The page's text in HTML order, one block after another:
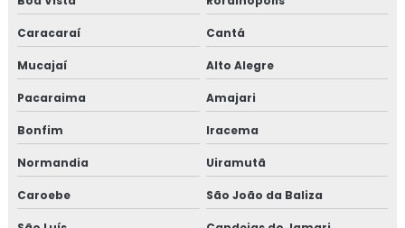
Caracaraí Cantá
Mucajaí Alto Alegre
Pacaraima Amajari
Bonfim Iracema
Normandia Uiramutã
Caroebe São João da Baliza